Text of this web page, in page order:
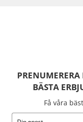
PRENUMERERA
BÄSTA
Få våra